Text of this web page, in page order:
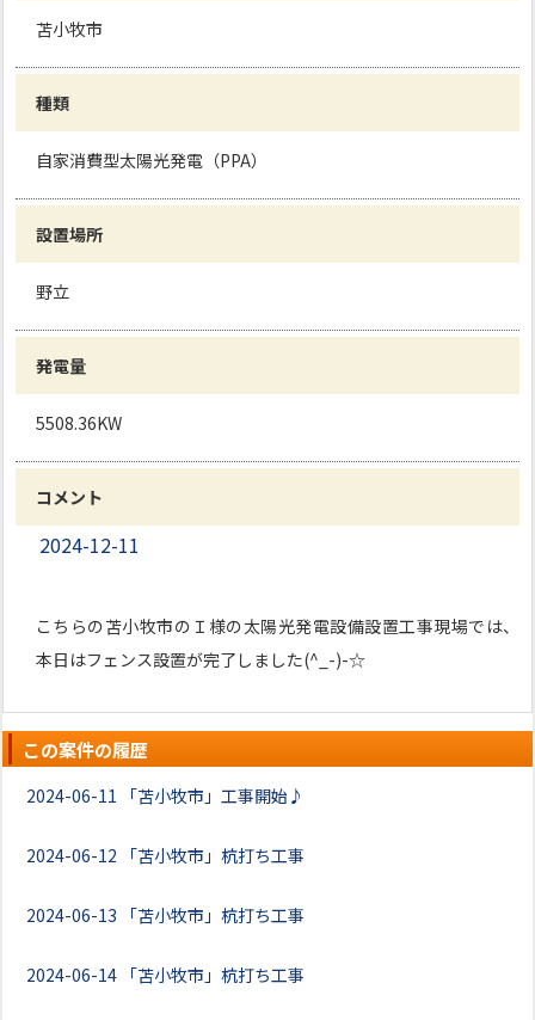
苫小牧市
種類
自家消費型太陽光発電（PPA）
設置場所
野立
発電量
5508.36KW
コメント
2024-12-11
こちらの苫小牧市のＩ様の太陽光発電設備設置工事現場では、
本日はフェンス設置が完了しました(^_-)-☆
この案件の履歴
2024-06-11 「苫小牧市」工事開始♪
2024-06-12 「苫小牧市」杭打ち工事
2024-06-13 「苫小牧市」杭打ち工事
2024-06-14 「苫小牧市」杭打ち工事